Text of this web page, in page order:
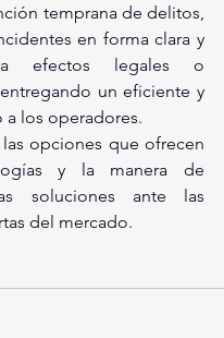
temprana de delitos,
en forma clara y
efectos legales o
un eficiente y
a los operadores.
opciones que ofrecen
y la manera de
soluciones ante las
del mercado.